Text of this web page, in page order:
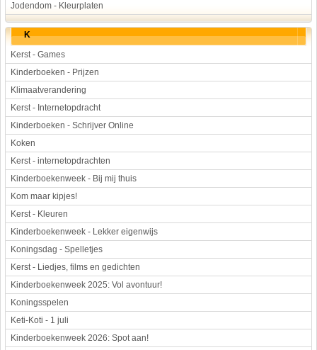
Jodendom - Kleurplaten
K
Kerst - Games
Kinderboeken - Prijzen
Klimaatverandering
Kerst - Internetopdracht
Kinderboeken - Schrijver Online
Koken
Kerst - internetopdrachten
Kinderboekenweek - Bij mij thuis
Kom maar kipjes!
Kerst - Kleuren
Kinderboekenweek - Lekker eigenwijs
Koningsdag - Spelletjes
Kerst - Liedjes, films en gedichten
Kinderboekenweek 2025: Vol avontuur!
Koningsspelen
Keti-Koti - 1 juli
Kinderboekenweek 2026: Spot aan!